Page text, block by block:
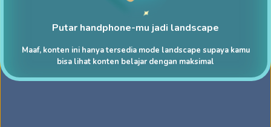
Putar handphone-mu jadi landscape
Maaf, konten ini hanya tersedia mode landscape supaya kamu
bisa lihat konten belajar dengan maksimal